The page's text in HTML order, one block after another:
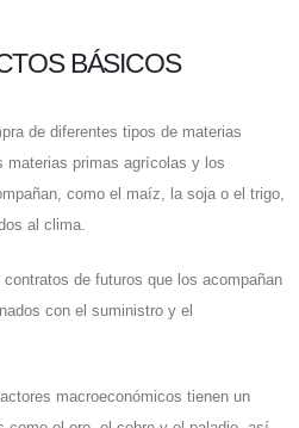
BÁSICOS
de diferentes tipos de materias
materias primas agrícolas y los
como el maíz, la soja o el trigo,
al clima.
contratos de futuros que los acompañan
con el suministro y el
macroeconómicos tienen un